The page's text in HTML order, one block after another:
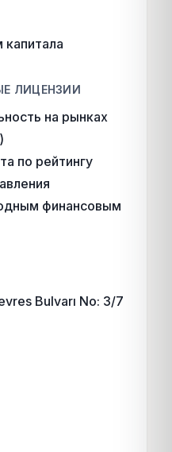
ЛИЦЕНЗИИ
на рынках
по рейтингу
финансовым
Bulvarı No: 3/7